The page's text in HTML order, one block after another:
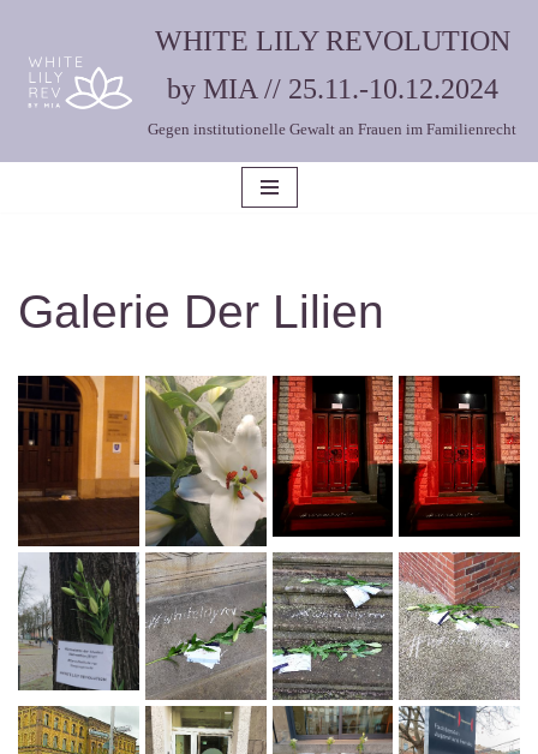
Zum
Inhalt
WHITE LILY REVOLUTION
by MIA // 25.11.-10.12.2024
Gegen institutionelle Gewalt an Frauen im Familienrecht
Galerie Der Lilien